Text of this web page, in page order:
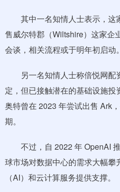
其中一名知情人士表示，这
售威尔特郡（Wiltshire）这家企
会谈，相关流程或于明年初启动。
另一名知情人士称倍悦网配
定，但已接触潜在的基础设施
奥特曾在 2023 年尝试出售 Ark
期。
不过，自 2022 年 OpenAI
球市场对数据中心的需求大幅
（AI）和云计算服务提供支撑。